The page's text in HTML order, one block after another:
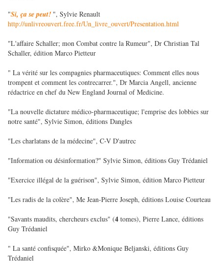
"Si, ça se peut! ", Sylvie Renault
http://unlivreouvert.free.fr/Un_livre_ouvert/Presentation.html
"L'affaire Schaller; mon Combat contre la Rumeur", Dr Christian Tal
Schaller, édition Marco Pietteur
" La vérité sur les compagnies pharmaceutiques: Comment elles nous
trompent et comment les contrecarrer.", Dr Marcia Angell, ancienne
rédactrice en chef du New England Journal of Medicine.
"La nouvelle dictature médico-pharmaceutique; l'emprise des lobbies sur
notre santé", Sylvie Simon, éditions Dangles
"Les charlatans de la médecine", C-V D'autrec
"Information ou désinformation?" Sylvie Simon, éditions Guy Trédaniel
"Exercice illégal de la guérison", Sylvie Simon, édition Marco Pietteur
"Les radis de la colère", Me Jean-Pierre Joseph, éditions Louise Courteau
"Savants maudits, chercheurs exclus" (4 tomes), Pierre Lance, éditions
Guy Trédaniel
" La santé confisquée", Mirko &Monique Beljanski, éditions Guy
Trédaniel